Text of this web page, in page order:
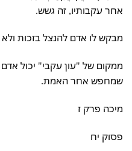
אחר עקבותיו, זה גשש.
מבקש לו אדם להנצל בזכות
ממקום של "עון עקבי" יכול
שמחפש אחר האמת.
מיכה פרק ז
פסוק יח